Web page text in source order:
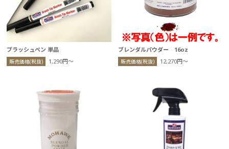
ブラッシュペン 単品
販売価格(税抜) 1,290円〜
ブレンダルパウダー 16oz
販売価格(税抜) 12,270円〜